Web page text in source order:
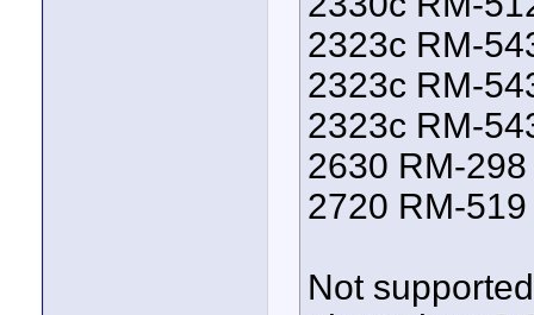
2323c RM-
2323c RM-
2323c RM-
2630 RM-
2720 RM-
Not